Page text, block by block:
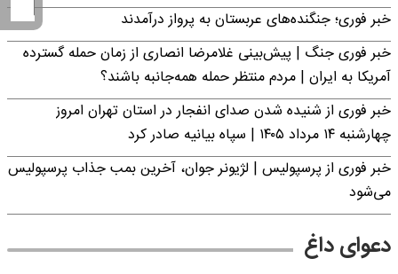
خبر فوری؛ جنگنده‌های عربستان به پرواز درآمدند
خبر فوری جنگ | پیش‌بینی غلامرضا انصاری از زمان حمله گسترده
آمریکا به ایران | مردم منتظر حمله همه‌جانبه باشند؟
خبر فوری از شنیده شدن صدای انفجار در استان تهران امروز
چهارشنبه ۱۴ مرداد ۱۴۰۵ | سپاه بیانیه صادر کرد
خبر فوری از پرسپولیس | لژیونر جوان، آخرین بمب جذاب پرسپولیس
می‌شود
دعوای داغ